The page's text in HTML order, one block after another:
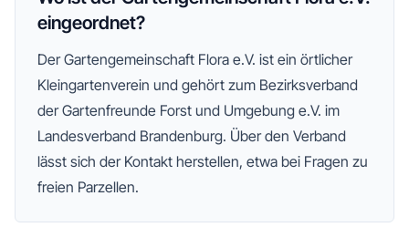
eingeordnet?
DerGartengemeinschaft Flora e.V. ist ein örtlicher
Kleingartenverein und gehört zum Bezirksverband
der Gartenfreunde Forst und Umgebung e.V. im
Landesverband Brandenburg. Über den Verband
lässt sich der Kontakt herstellen, etwa bei Fragen zu
freien Parzellen.